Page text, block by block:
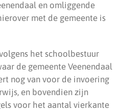
en omliggende
met de gemeente is
het schoolbestuur
de gemeente Veenendaal
nog van voor de invoering
en bovendien zijn
voor het aantal vierkante